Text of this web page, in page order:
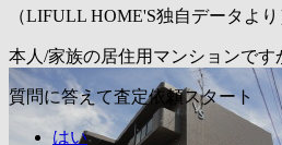
（LIFULL HOME'S独自データより
本人/家族の居住用マンションです
質問に答えて査定依頼スタート
はい